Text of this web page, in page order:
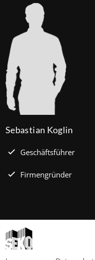
Prozent effektiv.
Sebastian Koglin
Geschäftsführer
Firmengründer